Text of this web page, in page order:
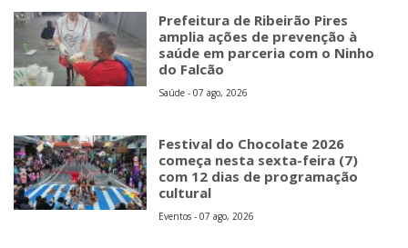
Prefeitura de Ribeirão Pires
amplia ações de prevenção à
saúde em parceria com o Ninho
do Falcão
Saúde - 07 ago, 2026
Festival do Chocolate 2026
começa nesta sexta-feira (7)
com 12 dias de programação
cultural
Eventos - 07 ago, 2026